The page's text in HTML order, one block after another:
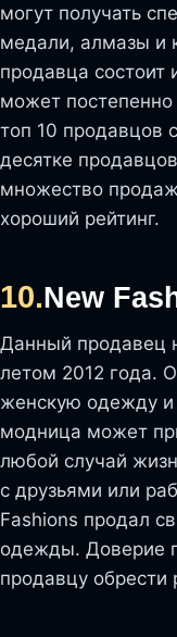
могут получать
медали, алмазы и
продавца состоит
может
топ 10 продавцов
десятке
множество
хороший рейтинг.
10.New
Данный продавец
летом 2012 года.
женскую одежду и
модница может
любой случай
с друзьями или
Fashions продал
одежды. Доверие
продавцу обрести